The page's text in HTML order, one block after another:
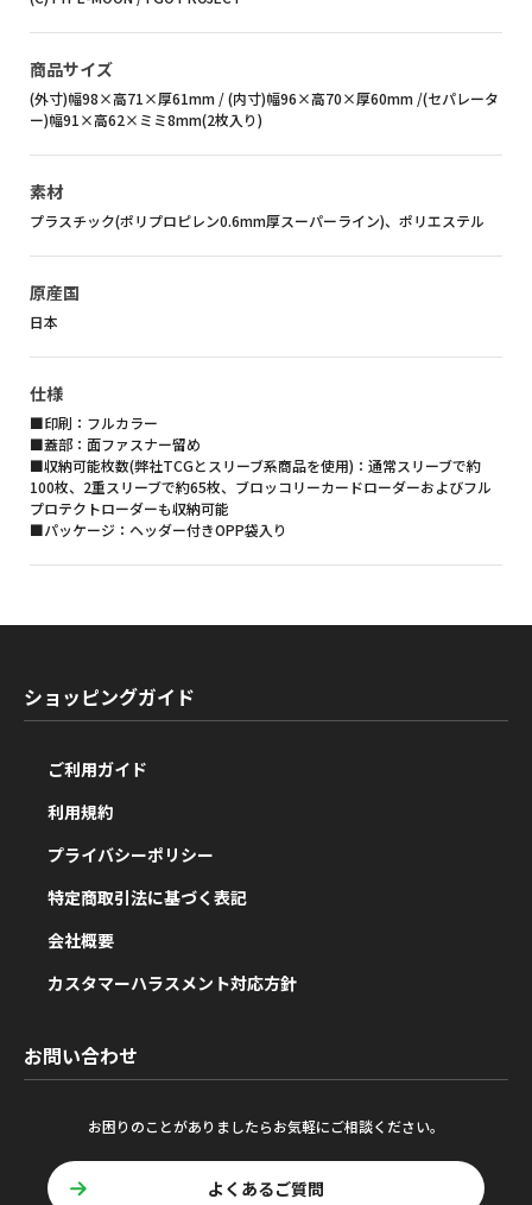
商品サイズ
(外寸)幅98×高71×厚61mm / (内寸)幅96×高70×厚60mm /(セパレータ
ー)幅91×高62×ミミ8mm(2枚入り)
素材
プラスチック(ポリプロピレン0.6mm厚スーパーライン)、ポリエステル
原産国
日本
仕様
■印刷：フルカラー
■蓋部：面ファスナー留め
■収納可能枚数(弊社TCGとスリーブ系商品を使用)：通常スリーブで約
100枚、2重スリーブで約65枚、ブロッコリーカードローダーおよびフル
プロテクトローダーも収納可能
■パッケージ：ヘッダー付きOPP袋入り
ショッピングガイド
ご利用ガイド
利用規約
プライバシーポリシー
特定商取引法に基づく表記
会社概要
カスタマーハラスメント対応方針
お問い合わせ
お困りのことがありましたらお気軽にご相談ください。
よくあるご質問